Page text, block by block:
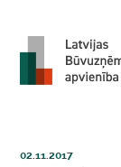
02.11.2017